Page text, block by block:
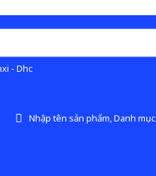
- Dhc
Nhập tên sản phẩm, Danh mục